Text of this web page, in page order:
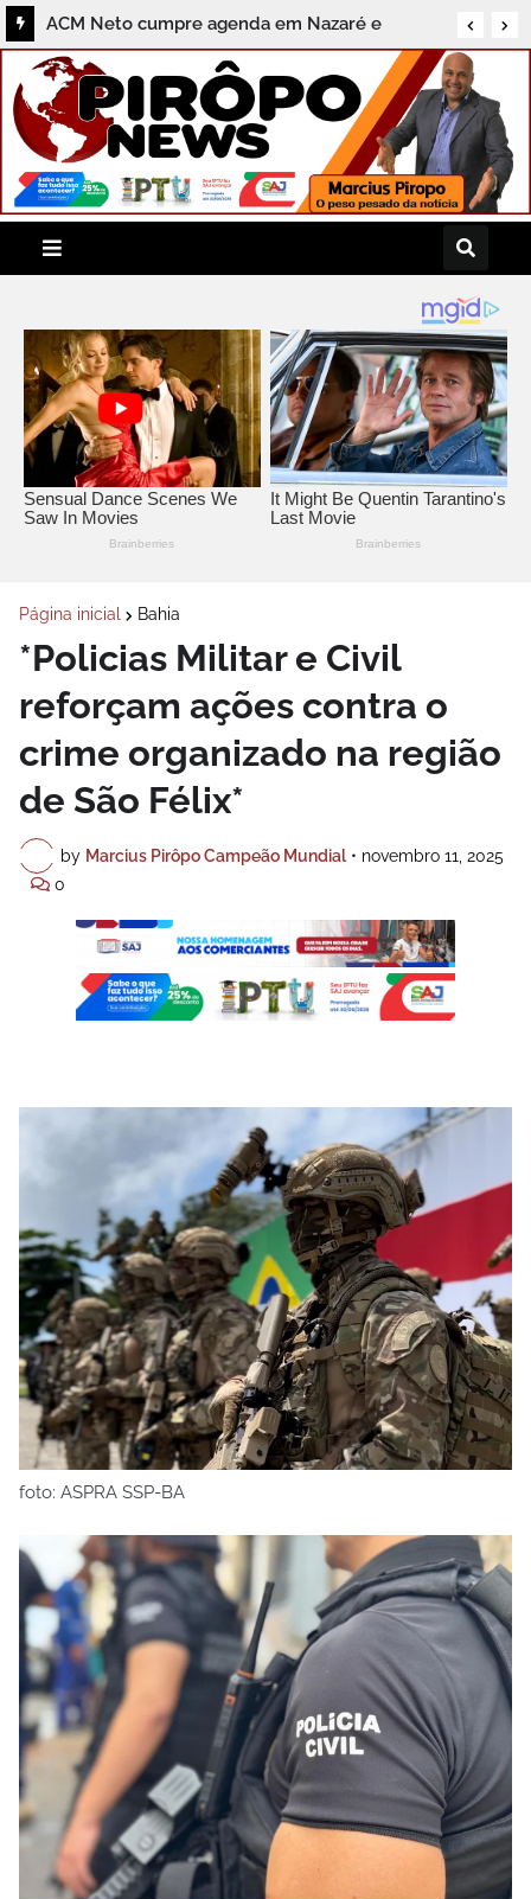
ACM Neto cumpre agenda em Nazaré e
destaca compromissos com a região do
Recôncavo durante coletiva ao Pirôpo News
Página inicial Bahia
*Policias Militar e Civil
reforçam ações contra o
crime organizado na região
de São Félix*
by Marcius Pirôpo Campeão Mundial • novembro 11, 2025
0
foto: ASPRA SSP-BA